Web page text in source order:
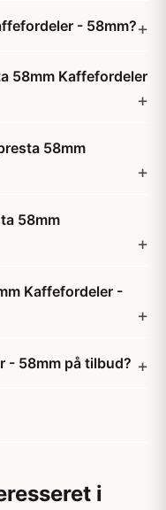
- 58mm?
58mm Kaffefordeler
58mm
58mm
Kaffefordeler -
- 58mm på tilbud?
i